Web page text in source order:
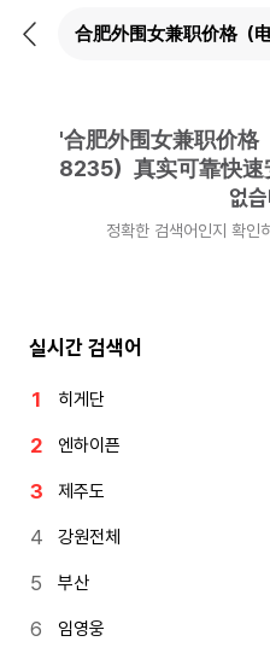
뒤
'合肥外围女兼职价
8235）真实可靠快速
없
정확한 검색어인지 확인
실시간 검색어
히게단
엔하이픈
제주도
강원전체
부산
임영웅